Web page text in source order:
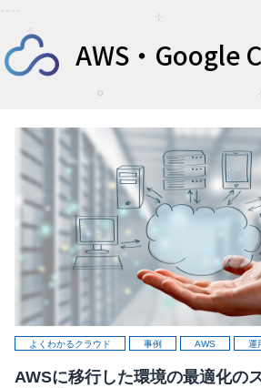
AWS・Google
よくわかるクラウド 事例 AWS 運
AWSに移行した環境の最適化の